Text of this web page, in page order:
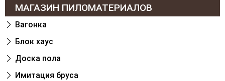
МАГАЗИН ПИЛОМАТЕРИАЛОВ
Вагонка
Блок хаус
Доска пола
Имитация бруса